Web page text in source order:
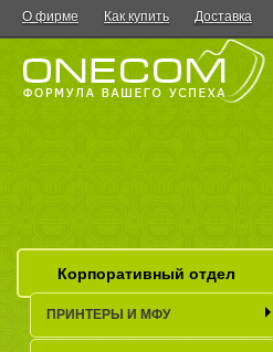
О фирме Как купить Доставка
Корпоративный отдел
ПРИНТЕРЫ И МФУ